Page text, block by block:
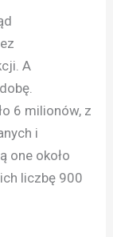
A
6 milionów, z
i
one około
liczbę 900